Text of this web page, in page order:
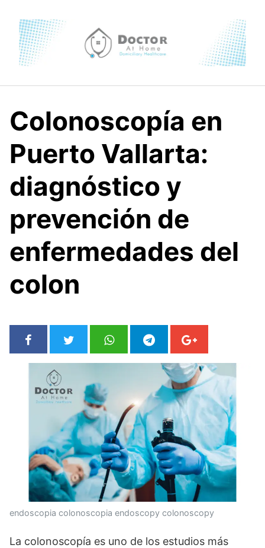
content
Colonoscopía en
Puerto Vallarta:
diagnóstico y
prevención de
enfermedades del
colon
endoscopia colonoscopia endoscopy colonoscopy
La colonoscopía es uno de los estudios más